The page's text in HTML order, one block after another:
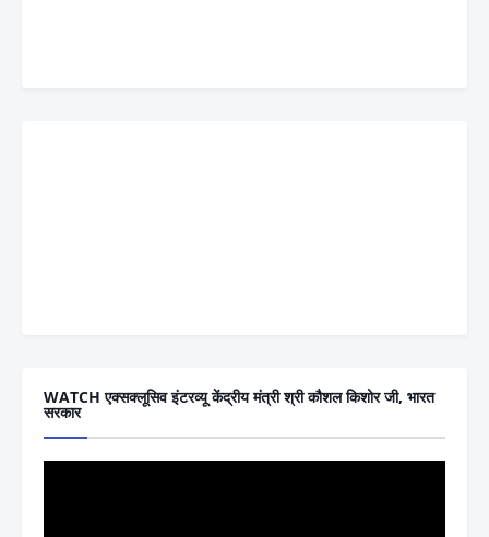
WATCH एक्सक्लूसिव इंटरव्यू केंद्रीय मंत्री श्री कौशल किशोर जी, भारत
सरकार